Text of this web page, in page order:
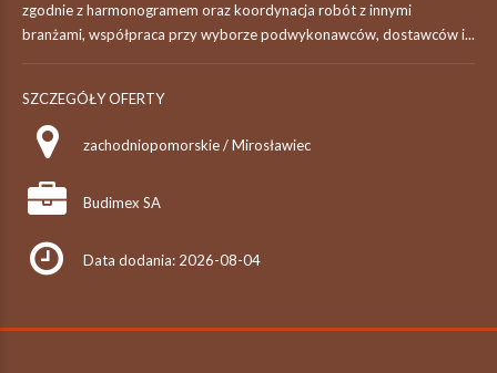
zgodnie z harmonogramem oraz koordynacja robót z innymi
branżami,‎ współpraca przy wyborze podwykonawców, dostawców i...
SZCZEGÓŁY OFERTY
zachodniopomorskie / Mirosławiec
Budimex SA
Data dodania: 2026-08-04